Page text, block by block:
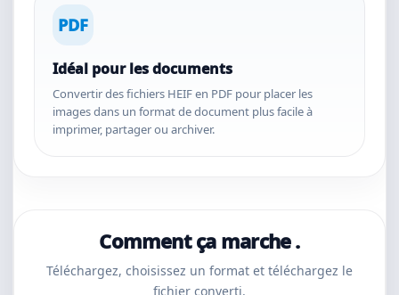
PDF
Idéal pour les documents
Convertir des fichiers HEIF en PDF pour placer les
images dans un format de document plus facile à
imprimer, partager ou archiver.
Comment ça marche .
Téléchargez, choisissez un format et téléchargez le
fichier converti.